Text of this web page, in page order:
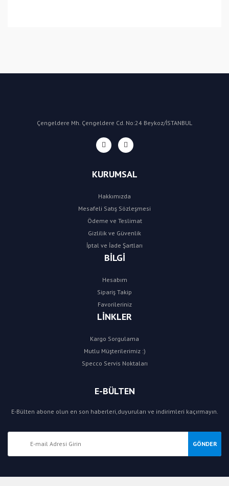
Çengeldere Mh. Çengeldere Cd. No:24 Beykoz/İSTANBUL
KURUMSAL
Hakkımızda
Mesafeli Satış Sözleşmesi
Ödeme ve Teslimat
Gizlilik ve Güvenlik
İptal ve İade Şartları
BİLGİ
Hesabım
Sipariş Takip
Favorileriniz
LİNKLER
Kargo Sorgulama
Mutlu Müşterilerimiz :)
Specco Servis Noktaları
E-BÜLTEN
E-Bülten abone olun en son haberleri,duyuruları ve indirimleri kaçırmayın.
GÖNDER